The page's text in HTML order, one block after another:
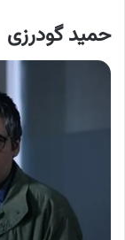
حمید گودرزی